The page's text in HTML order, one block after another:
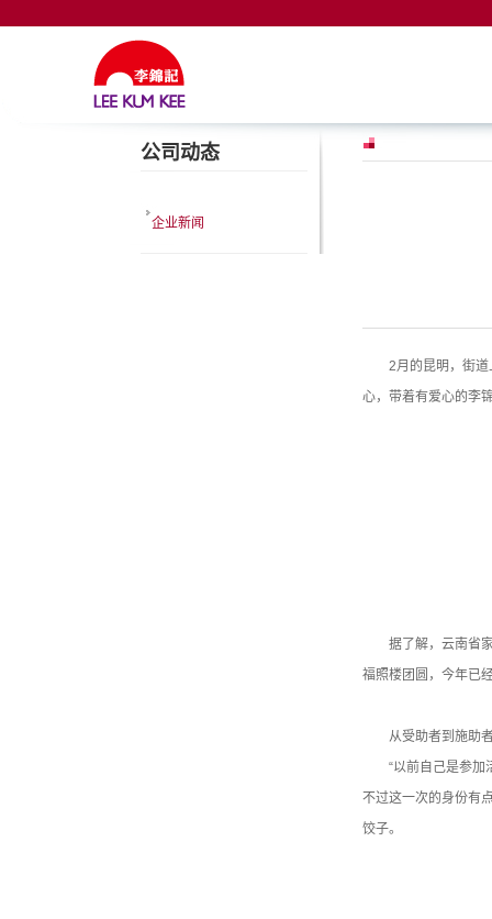
公司动态
企业新闻
2月的昆明，街
心，带着有爱心的李
据了解，云南省
福照楼团圆，今年已
从受助者到施助
“以前自己是参加
不过这一次的身份有
饺子。